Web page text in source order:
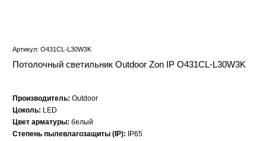
Артикул: O431CL-L30W3K
Потолочный светильник Outdoor Zon IP O431CL-L30W3K
Производитель: Outdoor
Цоколь: LED
Цвет арматуры: белый
Степень пылевлагозащиты (IP):
IP65